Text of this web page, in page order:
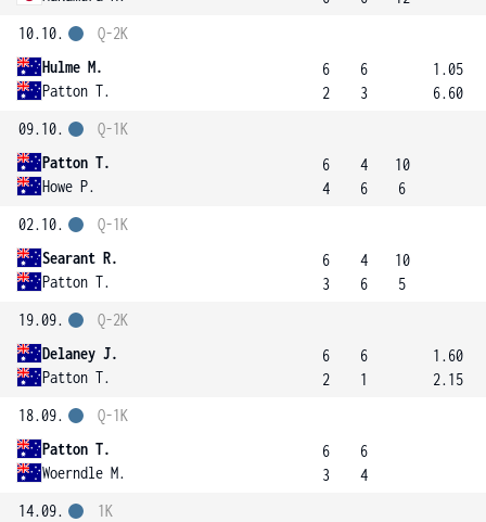
10.10.
Hulme M.
Patton T.
Q-2K
6
2
6
3
1.05
6.60
09.10.
Patton T.
Howe P.
Q-1K
6
4
4
6
10
6
02.10.
Searant R.
Patton T.
Q-1K
6
3
4
6
10
5
19.09.
Delaney J.
Patton T.
Q-2K
6
2
6
1
1.60
2.15
18.09.
Patton T.
Woerndle M.
Q-1K
6
3
6
4
14.09.
1K